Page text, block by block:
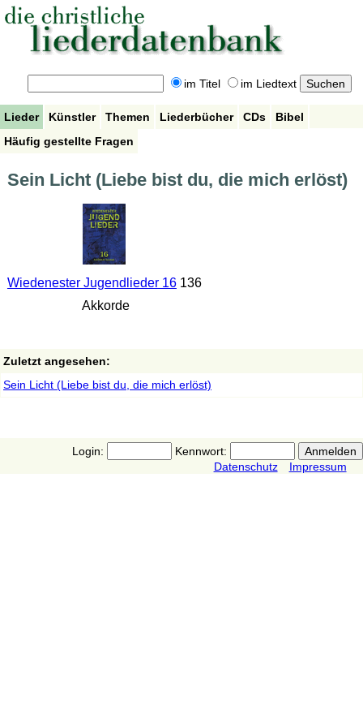
im Titel im Liedtext
Lieder Künstler Themen Liederbücher CDs
Bibel
Häufig gestellte Fragen
Sein Licht (Liebe bist du, die mich erlöst)
Wiedenester Jugendlieder 16136
Akkorde
Zuletzt angesehen:
Sein Licht (Liebe bist du, die mich erlöst)
Login:
Kennwort:
Datenschutz
Impressum